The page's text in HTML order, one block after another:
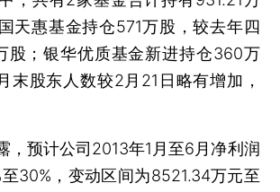
天惠基金持仓571万股，较去年四
股；银华优质基金新进持仓360万
末股东人数较2月21日略有增加，
预计公司2013年1月至6月净利润
30%，变动区间为8521.34万元至